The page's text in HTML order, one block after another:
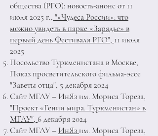
общества (РГО): новость-анонс от 11
июля 2025 г., "«Чудеса России»: что
можно увидеть в парке «Зарядье» в
первый день Фестиваля РГО", 11 июля
2025
Посольство Туркменистана в Москве,
Показ просветительского фильма-эссе
"Заветы отца", 5 декабря 2024
Сайт МГЛУ – ИнЯз им. Мориса Тореза,
"Проект «Гении мира. Туркменистан» в
МГЛУ", 6 декабря 2024
Сайт МГЛУ– ИнЯзим. Мориса Тореза,